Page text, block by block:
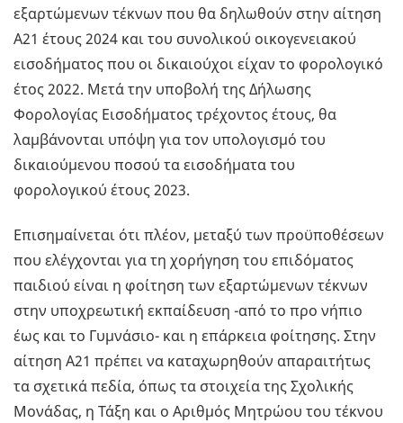
εξαρτώμενων τέκνων που θα δηλωθούν στην αίτηση
Α21 έτους 2024 και του συνολικού οικογενειακού
εισοδήματος που οι δικαιούχοι είχαν το φορολογικό
έτος 2022. Μετά την υποβολή της Δήλωσης
Φορολογίας Εισοδήματος τρέχοντος έτους, θα
λαμβάνονται υπόψη για τον υπολογισμό του
δικαιούμενου ποσού τα εισοδήματα του
φορολογικού έτους 2023.
Επισημαίνεται ότι πλέον, μεταξύ των προϋποθέσεων
που ελέγχονται για τη χορήγηση του επιδόματος
παιδιού είναι η φοίτηση των εξαρτώμενων τέκνων
στην υποχρεωτική εκπαίδευση -από το προ νήπιο
έως και το Γυμνάσιο- και η επάρκεια φοίτησης. Στην
αίτηση Α21 πρέπει να καταχωρηθούν απαραιτήτως
τα σχετικά πεδία, όπως τα στοιχεία της Σχολικής
Μονάδας, η Τάξη και ο Αριθμός Μητρώου του τέκνου